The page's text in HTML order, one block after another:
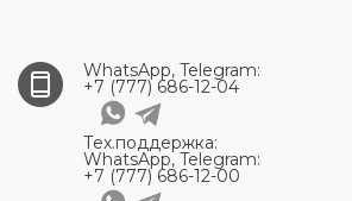
WhatsApp, Telegram:
+7 (777) 686-12-04
Тех.поддержка:
WhatsApp, Telegram:
+7 (777) 686-12-00